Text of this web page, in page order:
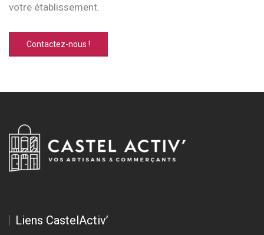
votre établissement.
Contactez-nous !
Liens CastelActiv’